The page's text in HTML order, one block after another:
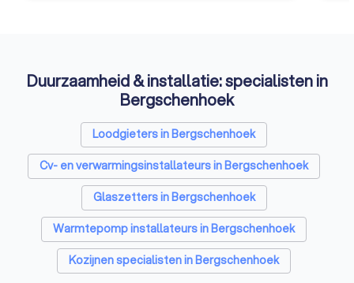
Duurzaamheid & installatie: specialisten in
Bergschenhoek
Loodgieters in Bergschenhoek
Cv- en verwarmingsinstallateurs in Bergschenhoek
Glaszetters in Bergschenhoek
Warmtepomp installateurs in Bergschenhoek
Kozijnen specialisten in Bergschenhoek